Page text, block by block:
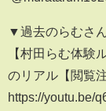
▼過去のらむさ
【村田らむ体験
のリアル【閲覧
https://youtu.be/